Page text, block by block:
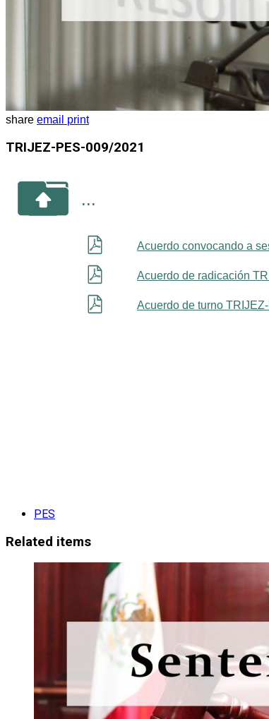
share email print
TRIJEZ-PES-009/2021
...
Acuerdo convocando a
Acuerdo de radicación
Acuerdo de turno
PES
Related items